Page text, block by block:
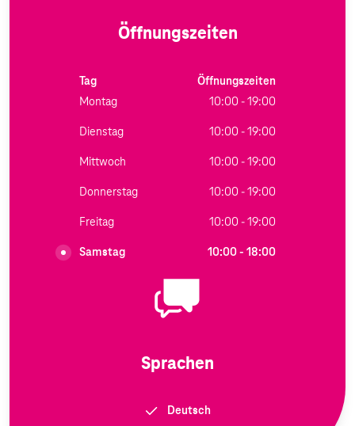
Öffnungszeiten
Tag
Öffnungszeiten
Montag
10:00 - 19:00
Dienstag 10:00 - 19:00
Mittwoch 10:00 - 19:00
Donnerstag 10:00 - 19:00
Freitag 10:00 - 19:00
Samstag 10:00 - 18:00
Sprachen
Deutsch